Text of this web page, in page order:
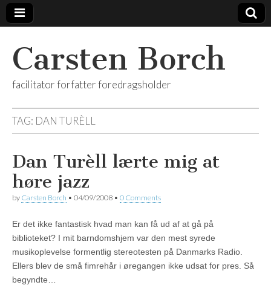
Carsten Borch
facilitator forfatter foredragsholder
TAG: DAN TURÈLL
Dan Turèll lærte mig at
høre jazz
by Carsten Borch • 04/09/2008 • 0 Comments
Er det ikke fantastisk hvad man kan få ud af at gå på
biblioteket? I mit barndomshjem var den mest syrede
musikoplevelse formentlig stereotesten på Danmarks Radio.
Ellers blev de små fimrehår i øregangen ikke udsat for pres. Så
begyndte…